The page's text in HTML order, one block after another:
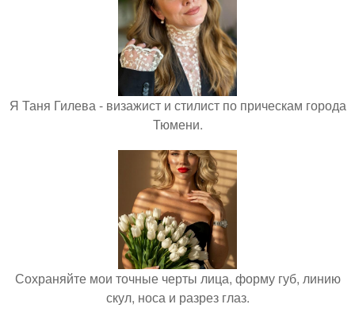
Я Таня Гилева - визажист и стилист по прическам города
Тюмени.
Сохраняйте мои точные черты лица, форму губ, линию
скул, носа и разрез глаз.